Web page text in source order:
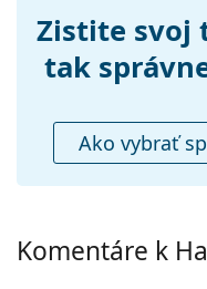
Príslušenstvo
Puzdro:
handrička:
Ostatné
Typ:
Značka:
Zistite svoj
tak
Ako vybrať
Komentáre k